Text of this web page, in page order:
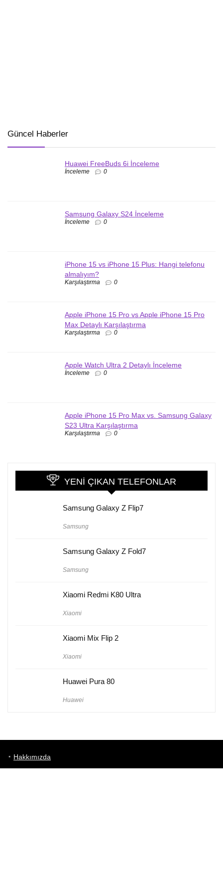
Güncel Haberler
Huawei FreeBuds 6i İnceleme
İnceleme 0
Samsung Galaxy S24 İnceleme
İnceleme 0
iPhone 15 vs iPhone 15 Plus: Hangi telefonu
almalıyım?
Karşılaştırma 0
Apple iPhone 15 Pro vs Apple iPhone 15 Pro
Max Detaylı Karşılaştırma
Karşılaştırma 0
Apple Watch Ultra 2 Detaylı İnceleme
İnceleme 0
Apple iPhone 15 Pro Max vs. Samsung Galaxy
S23 Ultra Karşılaştırma
Karşılaştırma 0
YENI ÇIKAN TELEFONLAR
Samsung Galaxy Z Flip7
Samsung
Samsung Galaxy Z Fold7
Samsung
Xiaomi Redmi K80 Ultra
Xiaomi
Xiaomi Mix Flip 2
Xiaomi
Huawei Pura 80
Huawei
Hakkımızda